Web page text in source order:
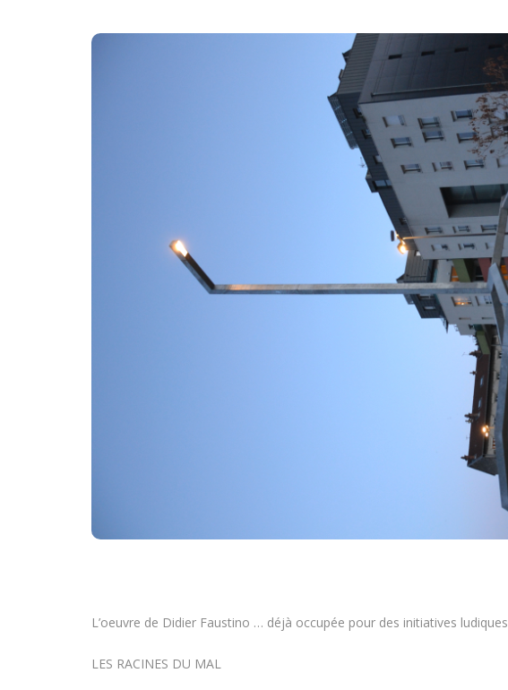
L’oeuvre de Didier Faustino … déjà occupée pour des initiatives ludiques
LES RACINES DU MAL